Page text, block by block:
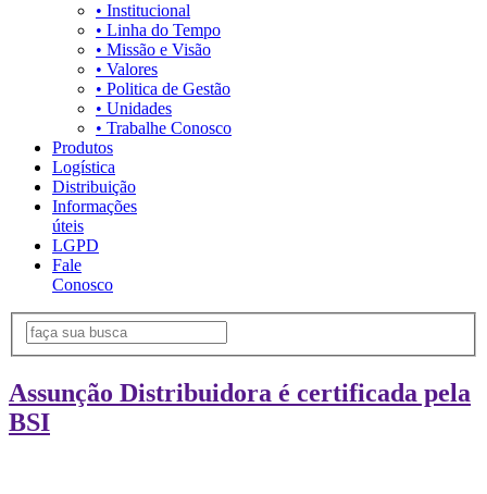
• Institucional
• Linha do Tempo
• Missão e Visão
• Valores
• Politica de Gestão
• Unidades
• Trabalhe Conosco
Produtos
Logística
Distribuição
Informações
úteis
LGPD
Fale
Conosco
Assunção Distribuidora é certificada pela
BSI